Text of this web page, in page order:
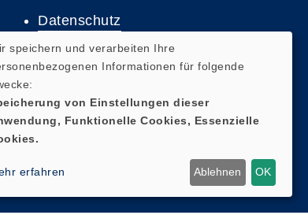
Datenschutz
Widerruf
Widerrufsformular
speichern und verarbeiten Ihre
Informationen für folgende
von Einstellungen dieser
Funktionelle Cookies, Essenzielle
erfahren Ablehnen OK